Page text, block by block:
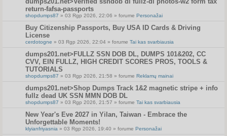
return-fafsa-passports
shopdumps87 » 03 Rgp 2026, 22:06 » forume Personažai
Buy Citizenship Passports, Buy USA ID Cards & Driving
License
cerdotogne » 03 Rgp 2026, 22:04 » forume Tai kas svarbiausia
dumps201.net>FULLZ SSN DOB DL, DUMPS 101&202, CC
CVV, EIN FULLZ, HIGH CREDIT SCORES PROS, TOOLS &
TUTORIALS
shopdumps87 » 03 Rgp 2026, 21:58 » forume Reklamų mainai
dumps201.net>Shop Dumps Track 1&2 magnetic stripe + info
fullz dead UK SSN MMN DOB DL
shopdumps87 » 03 Rgp 2026, 21:57 » forume Tai kas svarbiausia
New Year's Eve 2027 in Yilan, Taiwan - Embrace the
Unforgettable Moments!
klyianfriyasnia » 03 Rgp 2026, 19:40 » forume Personažai